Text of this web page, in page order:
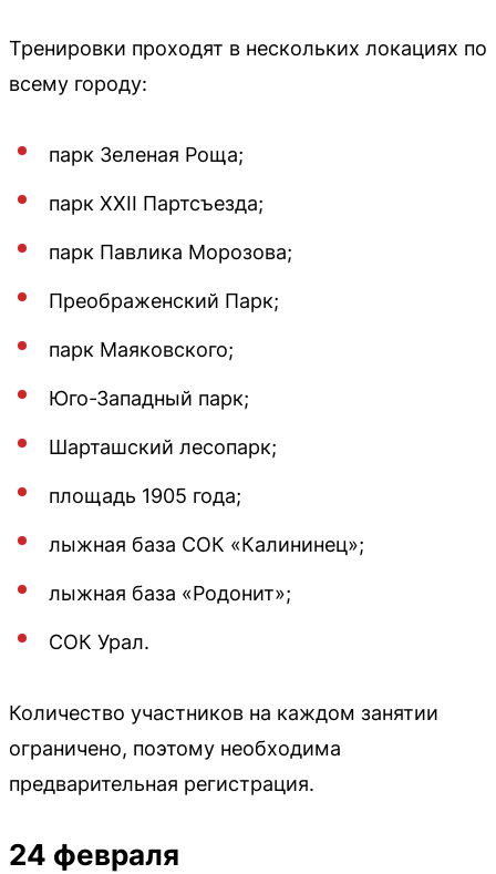
Тренировки проходят в нескольких локациях по
всему городу:
парк Зеленая Роща;
парк XXII Партсъезда;
парк Павлика Морозова;
Преображенский Парк;
парк Маяковского;
Юго-Западный парк;
Шарташский лесопарк;
площадь 1905 года;
лыжная база СОК «Калининец»;
лыжная база «Родонит»;
СОК Урал.
Количество участников на каждом занятии
ограничено, поэтому необходима
предварительная регистрация.
24 февраля